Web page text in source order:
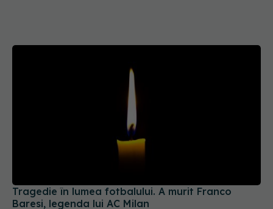
Tragedie în lumea fotbalului. A murit Franco
Baresi, legenda lui AC Milan